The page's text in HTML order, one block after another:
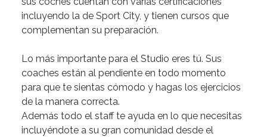
incluyendo la de Sport City, y tienen cursos que
complementan su preparación.
Lo más importante para el Studio eres tú. Sus
coaches están al pendiente en todo momento
para que te sientas cómodo y hagas los ejercicios
de la manera correcta.
Además todo el staff te ayuda en lo que necesitas
incluyéndote a su gran comunidad desde el